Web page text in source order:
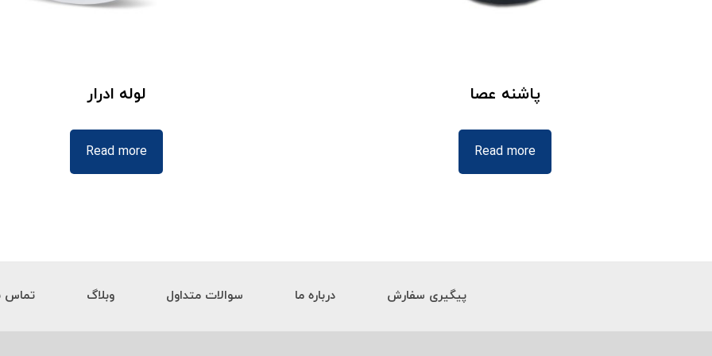
پاشنه عصا
Read more
لوله ادرار
Read more
پیگیری سفارش درباره ما سوالات متداول وبلاگ تماس